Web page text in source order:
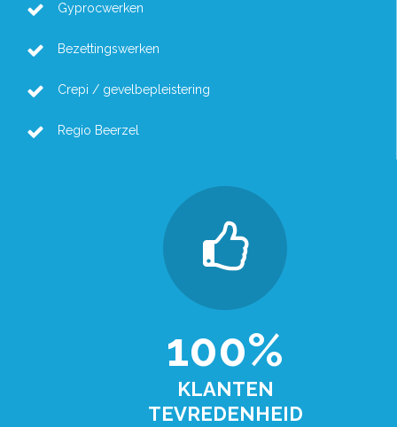
Gyprocwerken
Bezettingswerken
Crepi / gevelbepleistering
Regio Beerzel
100%
KLANTEN
TEVREDENHEID